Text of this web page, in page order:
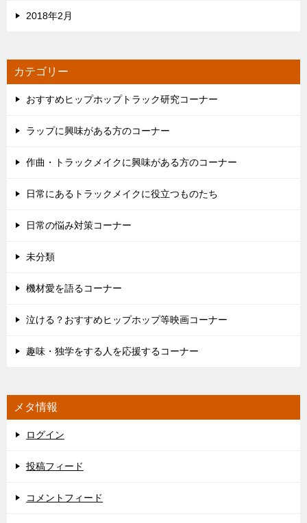
2018年2月
カテゴリー
おすすめヒップホップトラック研究コーナー
ラップに興味がある方のコーナー
作曲・トラックメイクに興味がある方のコーナー
日常にあるトラックメイクに役立つものたち
日常の悩み対策コーナー
未分類
機材愛を語るコーナー
泣ける？おすすめヒップホップ等映画コーナー
趣味・独学をする人を応援するコーナー
メタ情報
ログイン
投稿フィード
コメントフィード